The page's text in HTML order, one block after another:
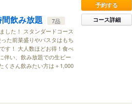
間飲み放題
7品
した！ スタンダードコース
た前菜盛りやパスタはもち
す！ 大人数ほどお得！食べ
伴い、飲み放題での生ビー
くさん飲みたい方は＋1,000
予約する
コース詳細